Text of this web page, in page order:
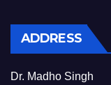
ADDRESS
Dr. Madho Singh